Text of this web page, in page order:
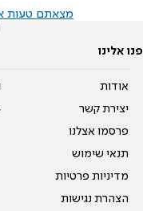
מצאתם טעות
פנו אלינו
אודות
יצירת קשר
פרסמו אצלנו
תנאי שימוש
מדיניות פרטיות
הצהרת נגישות